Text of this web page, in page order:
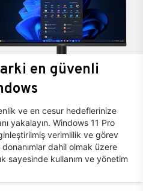
en güvenli
ve en cesur hedeflerinize
yakalayın. Windows 11 Pro
verimlilik ve görev
dahil olmak üzere
sayesinde kullanım ve yönetim